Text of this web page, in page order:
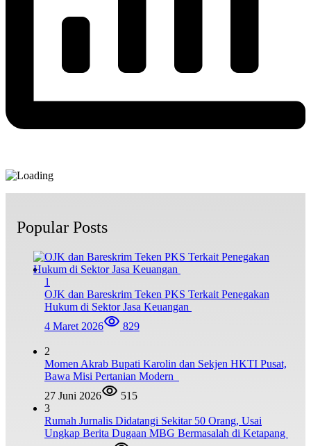
Popular Posts
1
OJK dan Bareskrim Teken PKS Terkait Penegakan
Hukum di Sektor Jasa Keuangan
4 Maret 2026
829
2
Momen Akrab Bupati Karolin dan Sekjen HKTI Pusat,
Bawa Misi Pertanian Modern
27 Juni 2026
515
3
Rumah Jurnalis Didatangi Sekitar 50 Orang, Usai
Ungkap Berita Dugaan MBG Bermasalah di Ketapang